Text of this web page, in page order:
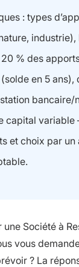
: types
% des
en 5 ans),
bancaire/
capital
et choix par un
une Société à
vous
? La